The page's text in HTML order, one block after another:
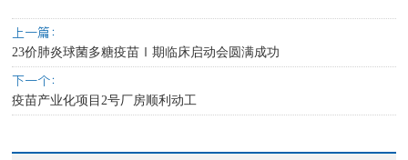
上一篇：
23价肺炎球菌多糖疫苗Ⅰ期临床启动会圆满成功
下一个：
疫苗产业化项目2号厂房顺利动工